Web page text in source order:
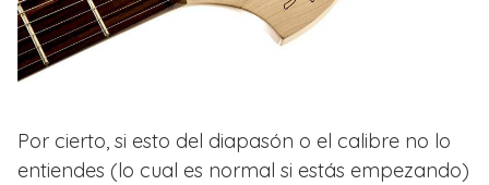
Por cierto, si esto del diapasón o el calibre no lo
entiendes (lo cual es normal si estás empezando)